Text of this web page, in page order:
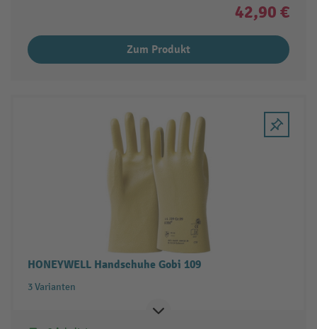
42,90 €
Zum Produkt
HONEYWELL Handschuhe Gobi 109
3 Varianten